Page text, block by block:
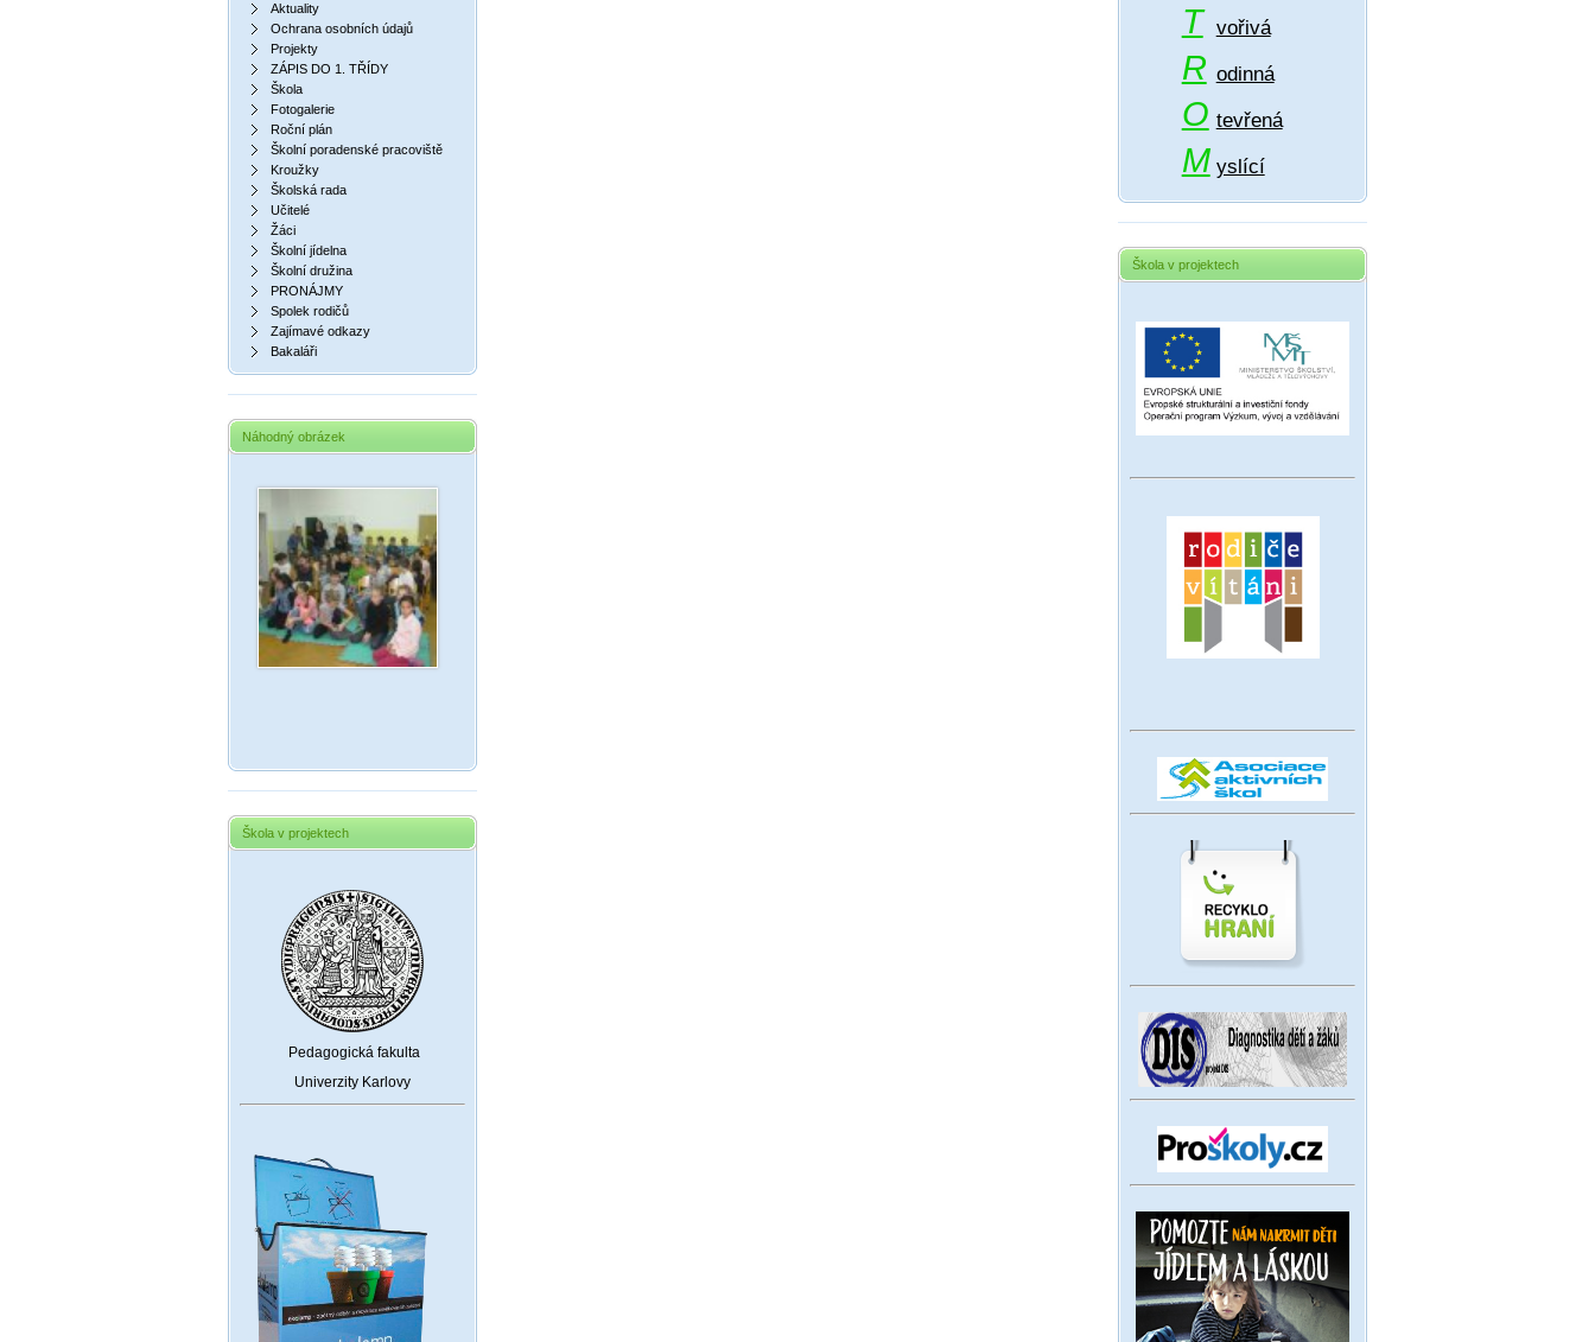
Aktuality
Ochrana osobních údajů
Projekty
ZÁPIS DO 1. TŘÍDY
Škola
Fotogalerie
Roční plán
Školní poradenské pracoviště
Kroužky
Školská rada
Učitelé
Žáci
Školní jídelna
Školní družina
PRONÁJMY
Spolek rodičů
Zajímavé odkazy
Bakaláři
Náhodný obrázek
Škola v projektech
Pedagogická fakulta
Univerzity Karlovy
T vořivá
R odinná
O tevřená
M yslící
Škola v projektech